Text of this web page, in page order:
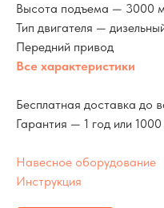
Высота подъема — 3000
Тип двигателя —
Передний привод
Все характеристики
Бесплатная доставка до
Гарантия — 1 год или
Навесное оборудование
Инструкция